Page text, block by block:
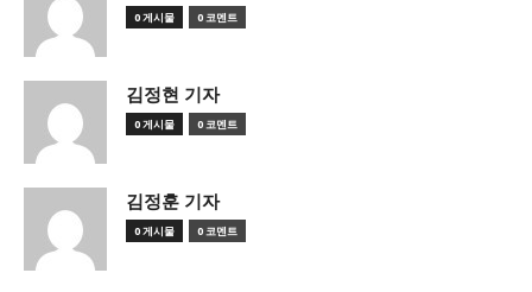
0 게시물 0 코멘트
김정현 기자
0 게시물 0 코멘트
김정훈 기자
0 게시물 0 코멘트